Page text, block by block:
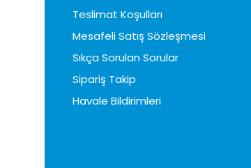
Teslimat Koşulları
Mesafeli Satış Sözleşmesi
Sıkça Sorulan Sorular
Sipariş Takip
Havale Bildirimleri